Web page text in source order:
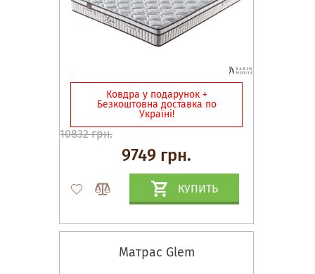
Ковдра у подарунок +
Безкоштовна доставка по
Україні!
10832 грн.
9749 грн.
КУПИТЬ
Матрас Glem